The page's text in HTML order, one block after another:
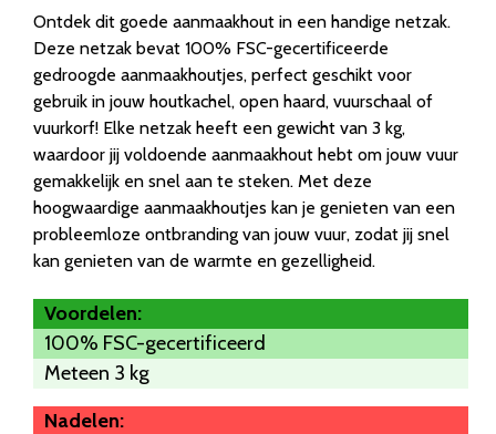
Ontdek dit goede aanmaakhout in een handige netzak.
Deze netzak bevat 100% FSC-gecertificeerde
gedroogde aanmaakhoutjes, perfect geschikt voor
gebruik in jouw houtkachel, open haard, vuurschaal of
vuurkorf! Elke netzak heeft een gewicht van 3 kg,
waardoor jij voldoende aanmaakhout hebt om jouw vuur
gemakkelijk en snel aan te steken. Met deze
hoogwaardige aanmaakhoutjes kan je genieten van een
probleemloze ontbranding van jouw vuur, zodat jij snel
kan genieten van de warmte en gezelligheid.
Voordelen:
100% FSC-gecertificeerd
Meteen 3 kg
Nadelen: